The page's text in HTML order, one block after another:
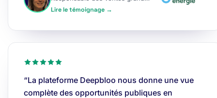
Lire le témoignage →
“La plateforme Deepbloo nous donne une vue
complète des opportunités publiques en